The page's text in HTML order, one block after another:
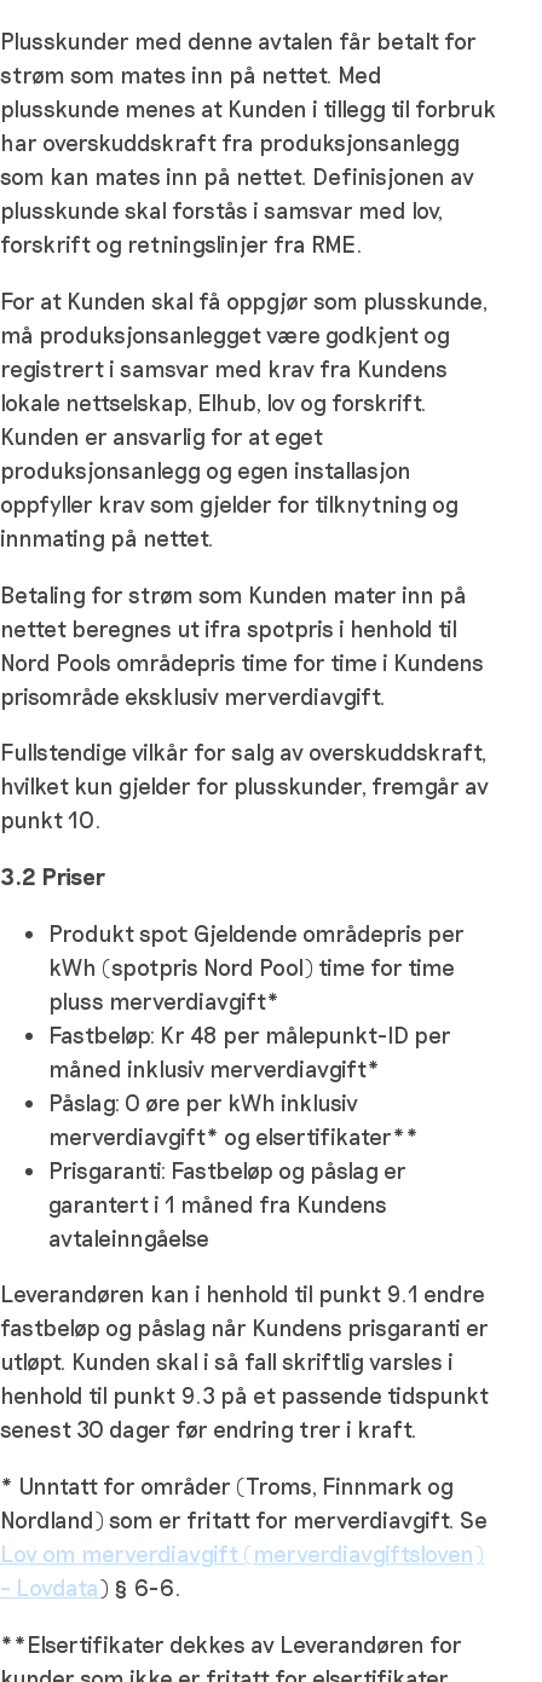
Plusskunder med denne avtalen får betalt for
strøm som mates inn på nettet. Med
plusskunde menes at Kunden i tillegg til forbruk
har overskuddskraft fra produksjonsanlegg
som kan mates inn på nettet. Definisjonen av
plusskunde skal forstås i samsvar med lov,
forskrift og retningslinjer fra RME.
For at Kunden skal få oppgjør som plusskunde,
må produksjonsanlegget være godkjent og
registrert i samsvar med krav fra Kundens
lokale nettselskap, Elhub, lov og forskrift.
Kunden er ansvarlig for at eget
produksjonsanlegg og egen installasjon
oppfyller krav som gjelder for tilknytning og
innmating på nettet.
Betaling for strøm som Kunden mater inn på
nettet beregnes ut ifra spotpris i henhold til
Nord Pools områdepris time for time i Kundens
prisområde eksklusiv merverdiavgift.
Fullstendige vilkår for salg av overskuddskraft,
hvilket kun gjelder for plusskunder, fremgår av
punkt 10.
3.2 Priser
Produkt spot: Gjeldende områdepris per
kWh (spotpris Nord Pool) time for time
pluss merverdiavgift*
Fastbeløp: Kr 48 per målepunkt-ID per
måned inklusiv merverdiavgift*
Påslag: 0 øre per kWh inklusiv
merverdiavgift* og elsertifikater**
Prisgaranti: Fastbeløp og påslag er
garantert i 1 måned fra Kundens
avtaleinngåelse
Leverandøren kan i henhold til punkt 9.1 endre
fastbeløp og påslag når Kundens prisgaranti er
utløpt. Kunden skal i så fall skriftlig varsles i
henhold til punkt 9.3 på et passende tidspunkt
senest 30 dager før endring trer i kraft.
* Unntatt for områder (Troms, Finnmark og
Nordland) som er fritatt for merverdiavgift. Se
Lov om merverdiavgift (merverdiavgiftsloven)
– Lovdata) § 6-6.
**Elsertifikater dekkes av Leverandøren for